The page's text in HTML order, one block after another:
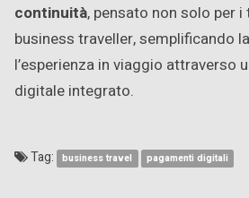
continuità, pensato non solo per
business traveller, semplificando
l’esperienza in viaggio attraverso
digitale integrato.
Tag: business travel pagamenti digitali